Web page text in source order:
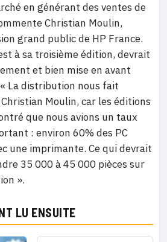
en générant des ventes de
Christian Moulin,
grand public de HP France.
à sa troisième édition, devrait
et bien mise en avant
La distribution nous fait
Moulin, car les éditions
que nous avions un taux
: environ 60% des PC
une imprimante. Ce qui devrait
35 000 à 45 000 pièces sur
».
LU ENSUITE